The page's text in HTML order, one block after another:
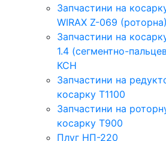
Запчастини на
WIRAX Z-069
Запчастини на
1.4 (сегментно-
КСН
Запчастини на
косарку Т1100
Запчастини на
косарку Т900
Плуг НП-220